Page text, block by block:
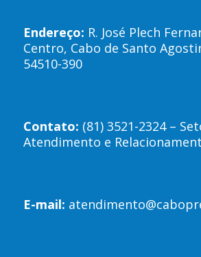
Endereço: R. José Plech
Centro, Cabo de Santo
54510-390
Contato: (81) 3521-2324 –
Atendimento e
E-mail: